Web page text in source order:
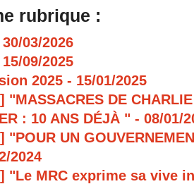
rubrique :
03/2026
09/2025
2025 - 15/01/2025
"MASSACRES DE
: 10 ANS DÉJÀ " - 08/01/
"POUR UN
2024
"Le MRC exprime sa vive